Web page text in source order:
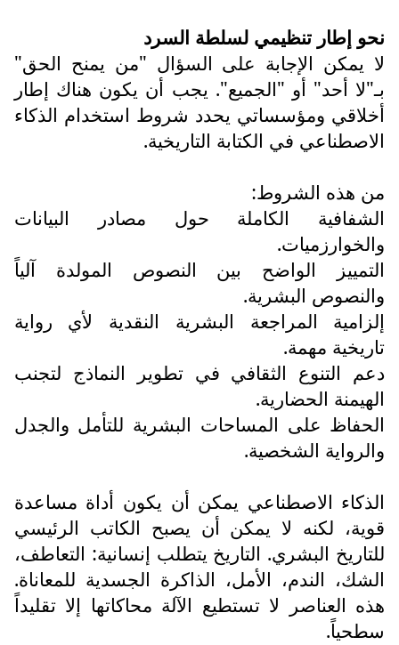
نحو إطار تنظيمي لسلطة السرد
لا يمكن الإجابة على السؤال "من يمنح الحق"
بـ"لا أحد" أو "الجميع". يجب أن يكون هناك إطار
أخلاقي ومؤسساتي يحدد شروط استخدام الذكاء
الاصطناعي في الكتابة التاريخية.
من هذه الشروط:
الشفافية الكاملة حول مصادر البيانات
والخوارزميات.
التمييز الواضح بين النصوص المولدة آلياً
والنصوص البشرية.
إلزامية المراجعة البشرية النقدية لأي رواية
تاريخية مهمة.
دعم التنوع الثقافي في تطوير النماذج لتجنب
الهيمنة الحضارية.
الحفاظ على المساحات البشرية للتأمل والجدل
والرواية الشخصية.
الذكاء الاصطناعي يمكن أن يكون أداة مساعدة
قوية، لكنه لا يمكن أن يصبح الكاتب الرئيسي
للتاريخ البشري. التاريخ يتطلب إنسانية: التعاطف،
الشك، الندم، الأمل، الذاكرة الجسدية للمعاناة.
هذه العناصر لا تستطيع الآلة محاكاتها إلا تقليداً
سطحياً.